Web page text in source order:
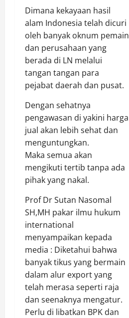
Dimana kekayaan hasil
alam Indonesia telah dicuri
oleh banyak oknum pemain
dan perusahaan yang
berada di LN melalui
tangan tangan para
pejabat daerah dan pusat.
Dengan sehatnya
pengawasan di yakini harga
jual akan lebih sehat dan
menguntungkan.
Maka semua akan
mengikuti tertib tanpa ada
pihak yang nakal.
Prof Dr Sutan Nasomal
SH,MH pakar ilmu hukum
international
menyampaikan kepada
media : Diketahui bahwa
banyak tikus yang bermain
dalam alur export yang
telah merasa seperti raja
dan seenaknya mengatur.
Perlu di libatkan BPK dan